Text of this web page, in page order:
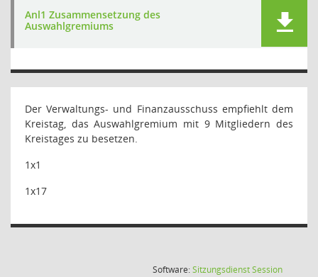
Anl1 Zusammensetzung des
Auswahlgremiums
Der Verwaltungs- und Finanzausschuss empfiehlt dem
Kreistag, das Auswahlgremium mit 9 Mitgliedern des
Kreistages zu besetzen.
1x1
1x17
Software:SitzungsdienstSession(Wird in